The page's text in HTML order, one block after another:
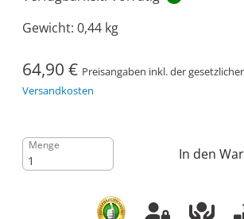
Gewicht: 0,44 kg
64,90 € Preisangaben inkl. der
Versandkosten
Menge
In den